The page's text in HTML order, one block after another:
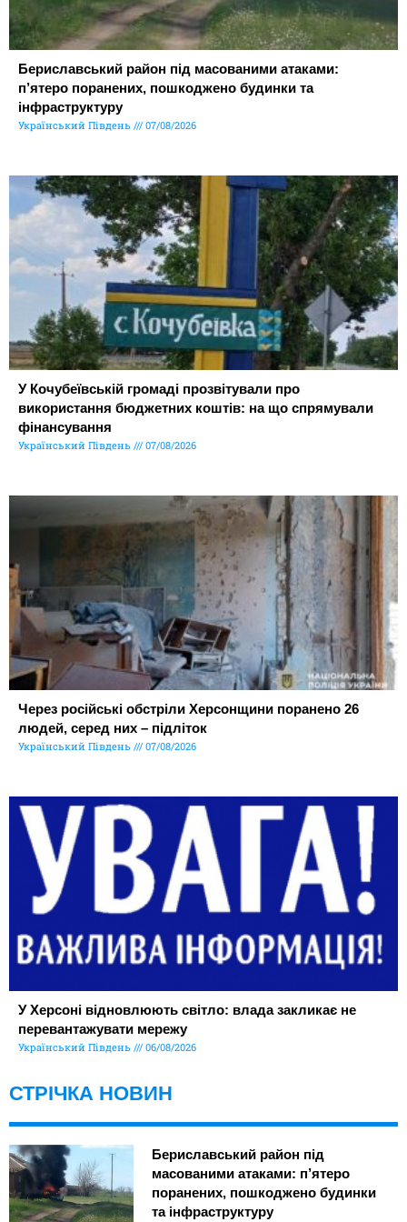
Бериславський район під масованими атаками:
п’ятеро поранених, пошкоджено будинки та
інфраструктуру
Український Південь 07/08/2026
У Кочубеївській громаді прозвітували про
використання бюджетних коштів: на що спрямували
фінансування
Український Південь 07/08/2026
Через російські обстріли Херсонщини поранено 26
людей, серед них – підліток
Український Південь 07/08/2026
У Херсоні відновлюють світло: влада закликає не
перевантажувати мережу
Український Південь 06/08/2026
СТРІЧКА НОВИН
Бериславський район під
масованими атаками: п’ятеро
поранених, пошкоджено будинки
та інфраструктуру